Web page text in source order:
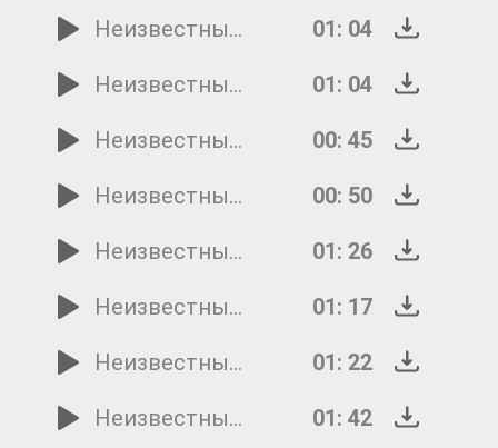
Неизвестный исполнитель - Дорожка 9
01: 04
Неизвестный исполнитель - Дорожка 8
01: 04
Неизвестный исполнитель - Дорожка 7
00: 45
Неизвестный исполнитель - Дорожка 6
00: 50
Неизвестный исполнитель - Дорожка 5
01: 26
Неизвестный исполнитель - Дорожка 4
01: 17
Неизвестный исполнитель - Дорожка
01: 22
Неизвестный исполнитель - Дорожка 2
01: 42